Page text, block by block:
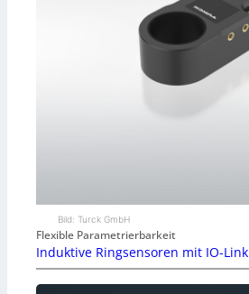
Bild: Turck GmbH
Flexible Parametrierbarkeit
Induktive Ringsensoren mit IO-Link